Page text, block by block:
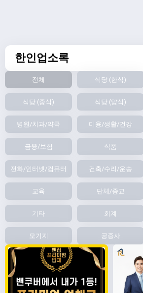
한인업소록
전체 식당 (한식)
식당 (중식) 식당 (양식)
병원/치과/약국 미용/생활/건강
금융/보험 식품
전화/인터넷/컴퓨터 건축/수리/운송
교육 단체/종교
기타 회계
모기지 공증사